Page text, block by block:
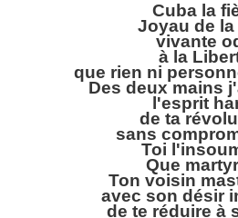
Cuba la
Joyau de la
vivante
à la
que rien ni
Des deux mains
l'esprit
de ta
sans
Toi
Que
Ton voisin
avec son désir
de te réduire à